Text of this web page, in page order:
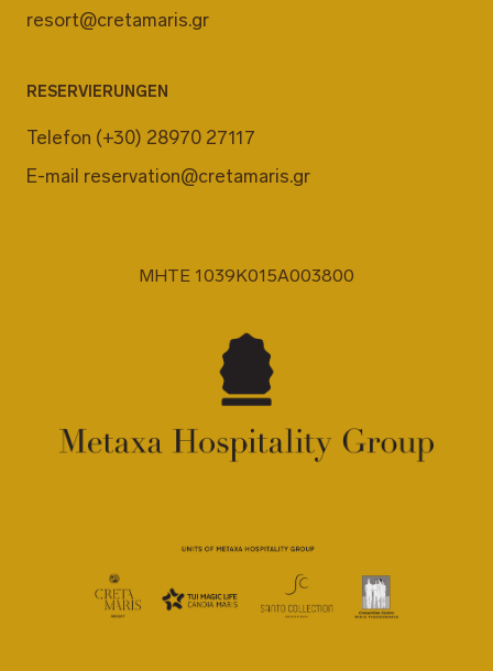
resort@cretamaris.gr
RESERVIERUNGEN
Telefon (+30) 28970 27117
E-mail reservation@cretamaris.gr
MHTE 1039K015A003800